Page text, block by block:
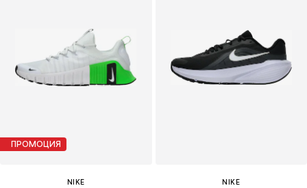
ПРОМОЦИЯ
NIKE
NIKE